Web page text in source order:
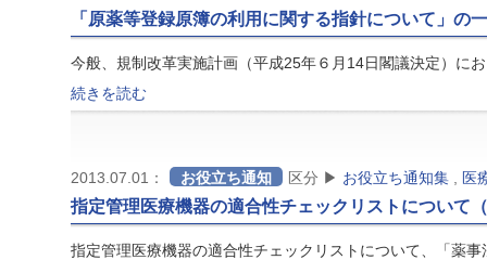
「原薬等登録原簿の利用に関する指針について」の
今般、規制改革実施計画（平成25年６月14日閣議決定）に
続きを読む
2013.07.01： お役立ち通知 区分 ▶ お役立ち通知集 医
指定管理医療機器の適合性チェックリストについて
指定管理医療機器の適合性チェックリストについて、「薬